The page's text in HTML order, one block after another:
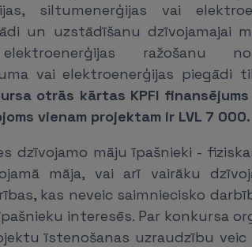
siltumenerģijas vai
un uzstādīšanu dzīvojamajai
ražošanu no
vai elektroenerģijas piegādi
otrās kārtas KPFI
vienam projektam ir LVL 7 000.
dzīvojamo māju īpašnieki -
māja, vai arī vairāku
kas neveic saimniecisko
interesēs. Par konkursa
īstenošanas uzraudzību